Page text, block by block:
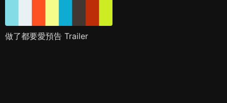
做了都要愛預告 Trailer